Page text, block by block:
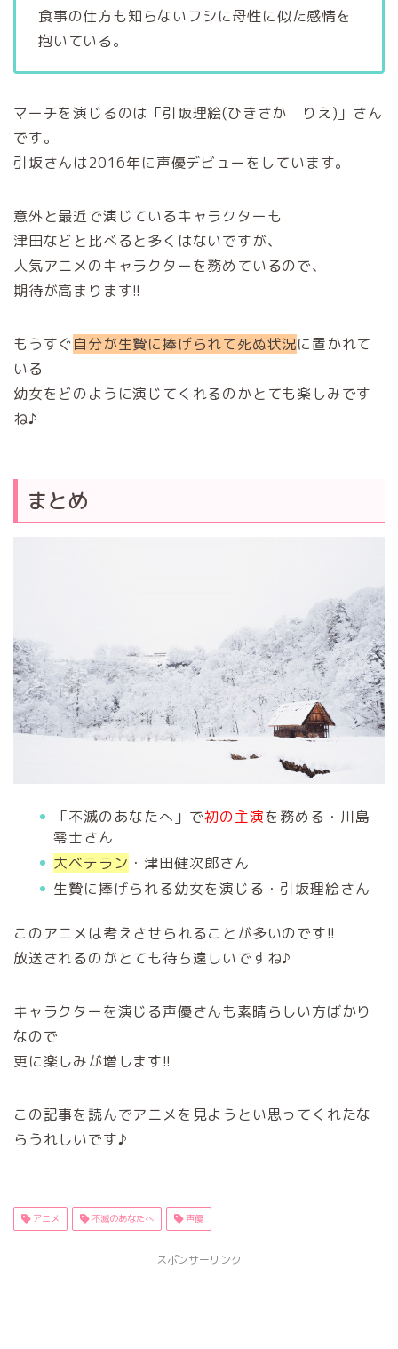
食事の仕方も知らないフシに母性に似た感情を
抱いている。
マーチを演じるのは「引坂理絵(ひきさか りえ)」さん
です。
引坂さんは2016年に声優デビューをしています。
意外と最近で演じているキャラクターも
津田などと比べると多くはないですが、
人気アニメのキャラクターを務めているので、
期待が高まります!!
もうすぐ自分が生贄に捧げられて死ぬ状況に置かれて
いる
幼女をどのように演じてくれるのかとても楽しみです
ね♪
まとめ
「不滅のあなたへ」で初の主演を務める・川島
零士さん
大ベテラン ・津田健次郎さん
生贄に捧げられる幼女を演じる・引坂理絵さん
このアニメは考えさせられることが多いのです!!
放送されるのがとても待ち遠しいですね♪
キャラクターを演じる声優さんも素晴らしい方ばかり
なので
更に楽しみが増します!!
この記事を読んでアニメを見ようとい思ってくれたな
らうれしいです♪
アニメ 不滅のあなたへ 声優
スポンサーリンク